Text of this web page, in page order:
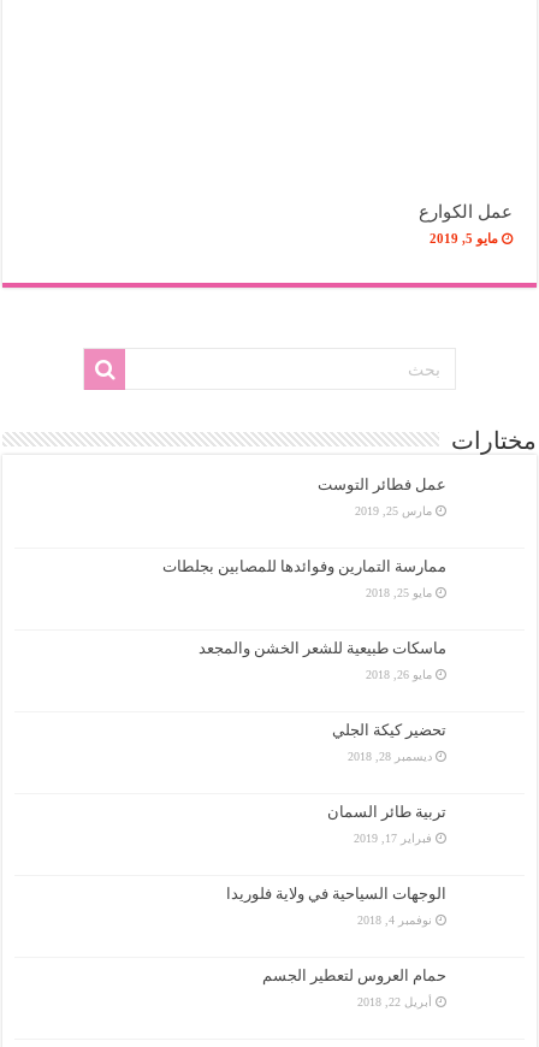
عمل الكوارع
مايو 5, 2019
مختارات
عمل فطائر التوست
مارس 25, 2019
ممارسة التمارين وفوائدها للمصابين بجلطات
مايو 25, 2018
ماسكات طبيعية للشعر الخشن والمجعد
مايو 26, 2018
تحضير كيكة الجلي
ديسمبر 28, 2018
تربية طائر السمان
فبراير 17, 2019
الوجهات السياحية في ولاية فلوريدا
نوفمبر 4, 2018
حمام العروس لتعطير الجسم
أبريل 22, 2018